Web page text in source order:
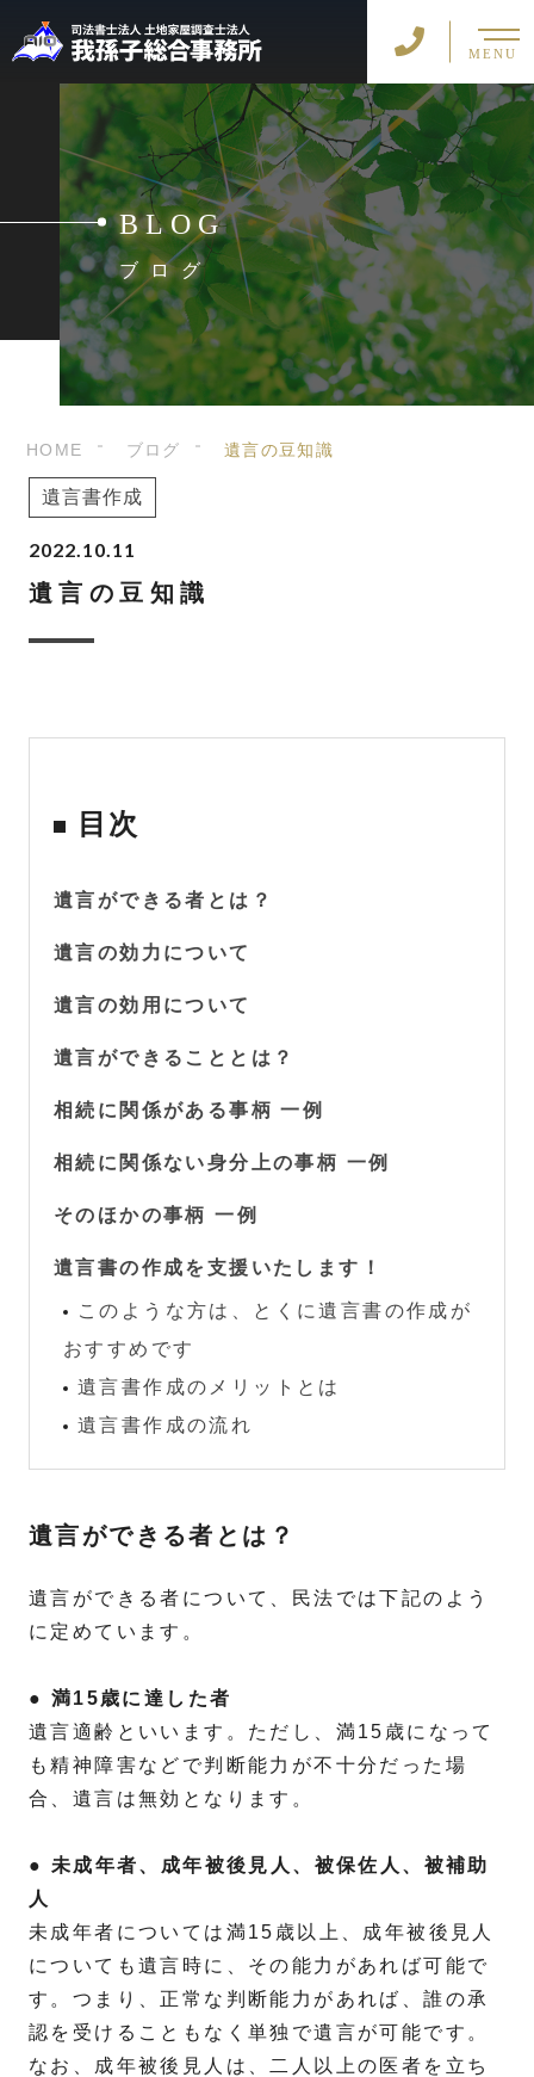
MENU
BLOG
ブログ
HOME ブログ 遺言の豆知識
遺言書作成
2022.10.11
遺言の豆知識
目次
遺言ができる者とは？
遺言の効力について
遺言の効用について
遺言ができることとは？
相続に関係がある事柄 一例
相続に関係ない身分上の事柄 一例
そのほかの事柄 一例
遺言書の作成を支援いたします！
このような方は、とくに遺言書の作成が
おすすめです
遺言書作成のメリットとは
遺言書作成の流れ
遺言ができる者とは？
遺言ができる者について、民法では下記のよう
に定めています。
● 満15歳に達した者
遺言適齢といいます。ただし、満15歳になって
も精神障害などで判断能力が不十分だった場
合、遺言は無効となります。
● 未成年者、成年被後見人、被保佐人、被補助
人
未成年者については満15歳以上、成年被後見人
についても遺言時に、その能力があれば可能で
す。つまり、正常な判断能力があれば、誰の承
認を受けることもなく単独で遺言が可能です。
なお、成年被後見人は、二人以上の医者を立ち